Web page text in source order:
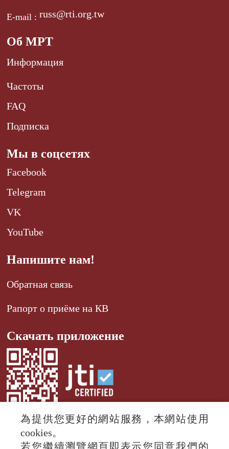
E-mail :russ@rti.org.tw
Об МРТ
Информация
Частоты
FAQ
Подписка
Мы в соцсетях
Facebook
Telegram
VK
YouTube
Напишите нам!
Обратная связь
Рапорт о приёме на КВ
Скачать приложение
為提供您更好的網站服務，本網站使用
cookies。
若您繼續瀏覽網頁即表示您同意我們的